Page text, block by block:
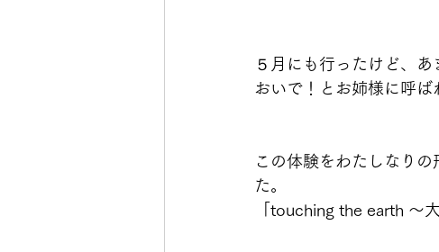
５月にも行ったけど、
おいで！とお姉様に呼ば
この体験をわたしなり
た。
「touching the earth 〜